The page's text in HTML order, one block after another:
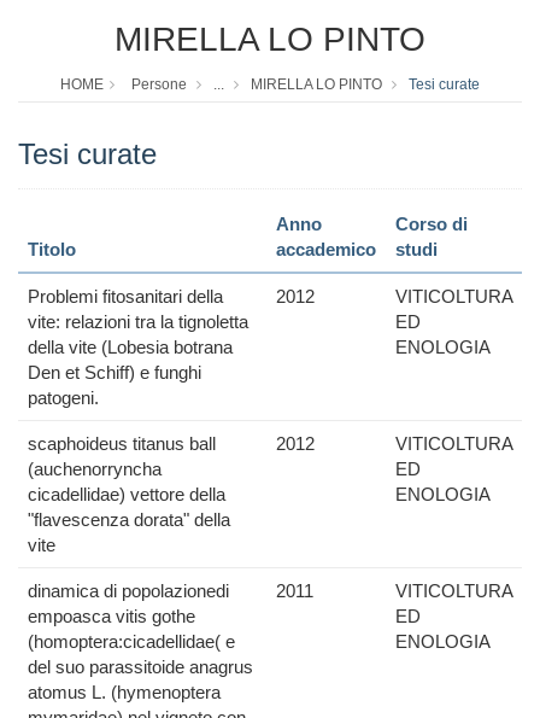
MIRELLA LO PINTO
HOME Persone ... MIRELLA LO PINTO Tesi curate
Tesi curate
Titolo
Anno
accademico
Corso di
studi
Problemi fitosanitari della
vite: relazioni tra la tignoletta
della vite (Lobesia botrana
Den et Schiff) e funghi
patogeni.
2012
VITICOLTURA
ED
ENOLOGIA
scaphoideus titanus ball
(auchenorryncha
cicadellidae) vettore della
"flavescenza dorata" della
vite
2012
VITICOLTURA
ED
ENOLOGIA
dinamica di popolazionedi
empoasca vitis gothe
(homoptera:cicadellidae( e
del suo parassitoide anagrus
atomus L. (hymenoptera
2011
VITICOLTURA
ED
ENOLOGIA